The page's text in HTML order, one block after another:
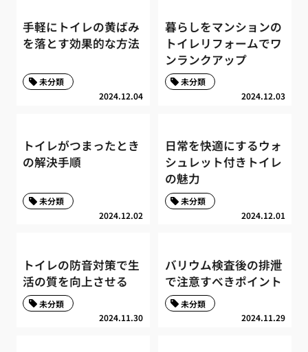
手軽にトイレの黄ばみ
を落とす効果的な方法
2024.12.04
未分類
暮らしをマンションの
トイレリフォームでワ
ンランクアップ
2024.12.03
未分類
トイレがつまったとき
の解決手順
2024.12.02
未分類
日常を快適にするウォ
シュレット付きトイレ
の魅力
2024.12.01
未分類
トイレの防音対策で生
活の質を向上させる
2024.11.30
未分類
バリウム検査後の排泄
で注意すべきポイント
2024.11.29
未分類